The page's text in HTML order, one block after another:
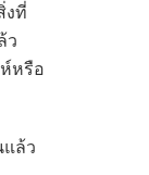
งที่
ว
หรือ
ล้ว